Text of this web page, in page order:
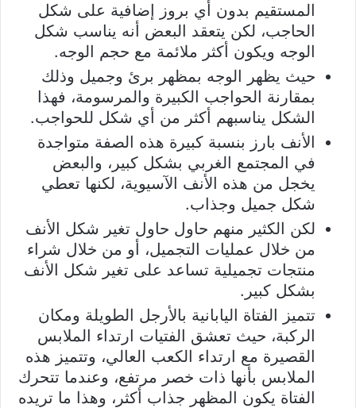
المستقيم بدون أي بروز إضافية على شكل
الحاجب، لكن يتعقد البعض أنه يناسب شكل
الوجه ويكون أكثر ملائمة مع حجم الوجه.
حيث يظهر الوجه بمظهر برئ وجميل وذلك
بمقارنة الحواجب الكبيرة والمرسومة، فهذا
الشكل يناسبهم أكثر من أي شكل للحواجب.
الأنف بارز بنسبة كبيرة هذه الصفة متواجدة
في المجتمع الغربي بشكل كبير، والبعض
يخجل من هذه الأنف الآسيوية، لكنها تعطي
شكل جميل وجذاب.
لكن الكثير منهم حاول حاول تغير شكل الأنف
من خلال عمليات التجميل، أو من خلال شراء
منتجات تجميلية تساعد على تغير شكل الأنف
بشكل كبير.
تتميز الفتاة اليابانية بالأرجل الطويلة ومكان
الركبة، حيث تعشق الفتيات ارتداء الملابس
القصيرة مع ارتداء الكعب العالي، وتتميز هذه
الملابس بأنها ذات خصر مرتفع، وعندما تتحرك
الفتاة يكون المظهر جذاب أكثر، وهذا ما تريده